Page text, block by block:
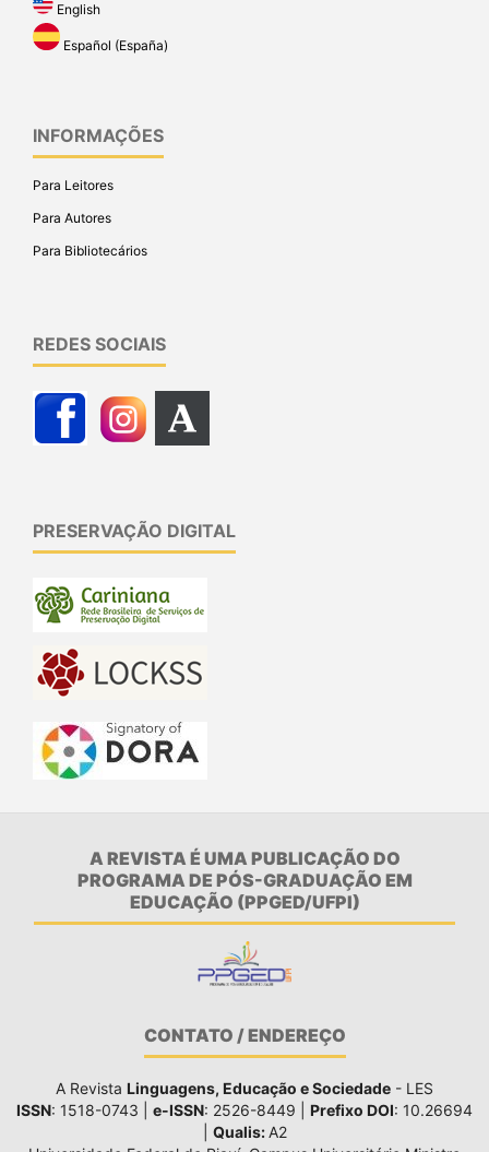
English
Español (España)
INFORMAÇÕES
Para Leitores
Para Autores
Para Bibliotecários
REDES SOCIAIS
PRESERVAÇÃO DIGITAL
A REVISTA É UMA PUBLICAÇÃO DO
PROGRAMA DE PÓS-GRADUAÇÃO EM
EDUCAÇÃO (PPGED/UFPI)
CONTATO / ENDEREÇO
A Revista Linguagens, Educação e Sociedade - LES
ISSN: 1518-0743 | e-ISSN: 2526-8449 | Prefixo DOI: 10.26694
Qualis: A2